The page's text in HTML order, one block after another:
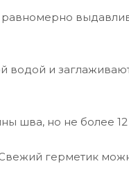
водой и
шва, но не более
герметик